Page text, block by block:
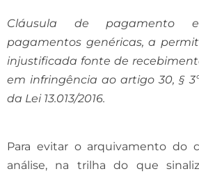
Cláusula de pagamento
pagamentos genéricas, a
injustificada fonte de
em infringência ao artigo 30, §
da Lei 13.013/2016.
Para evitar o arquivamento do
análise, na trilha do que